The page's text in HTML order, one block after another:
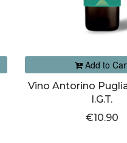
Add to
Vino Antorino
I.G.T.
€10.90